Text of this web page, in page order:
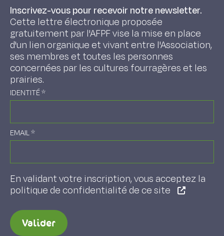
Inscrivez-vous pour recevoir notre newsletter.
Cette lettre électronique proposée
gratuitement par l'AFPF vise la mise en place
d'un lien organique et vivant entre l'Association,
ses membres et toutes les personnes
concernées par les cultures fourragères et les
prairies.
IDENTITÉ*
EMAIL*
En validant votre inscription, vous acceptez la
politique de confidentialité de ce site
Valider